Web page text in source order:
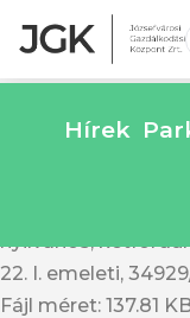
Hírek
A Budapest
nyilvános,
22. I. emeleti,
Fájl méret: 137.81